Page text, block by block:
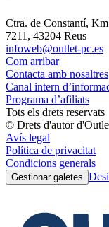
Ctra. de Constantí,
7211, 43204 Reus
infoweb@outlet-pc.es
Com arribar
Contacta amb nosaltres
Canal intern
Programa d’afiliats
Tots els drets reservats
© Drets d'autor
Avís legal
Política de privacitat
Condicions generals
Gestionar galetes